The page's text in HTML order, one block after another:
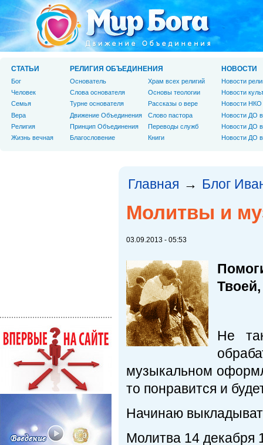
Главная → Блог
Молитвы и
03.09.2013 - 05:53
Не
музыкальном
то понравится и
Начинаю
Молитва 14 декабря
СТАТЬИ
Бог
Человек
Cемья
Вера
Религия
Жизнь вечная
РЕЛИГИЯ ОБЪЕДИНЕНИЯ
Основатель
Слова основателя
Турне основателя
Движение Объединения
Принцип Объединения
Благословение
Храм всех религий
Основы теологии
Рассказы о вере
Слово пастора
Переводы служб
Книги
НОВОСТИ
Новости
Новости
Новости НКО
Новости ДО
Новости ДО
Новости ДО